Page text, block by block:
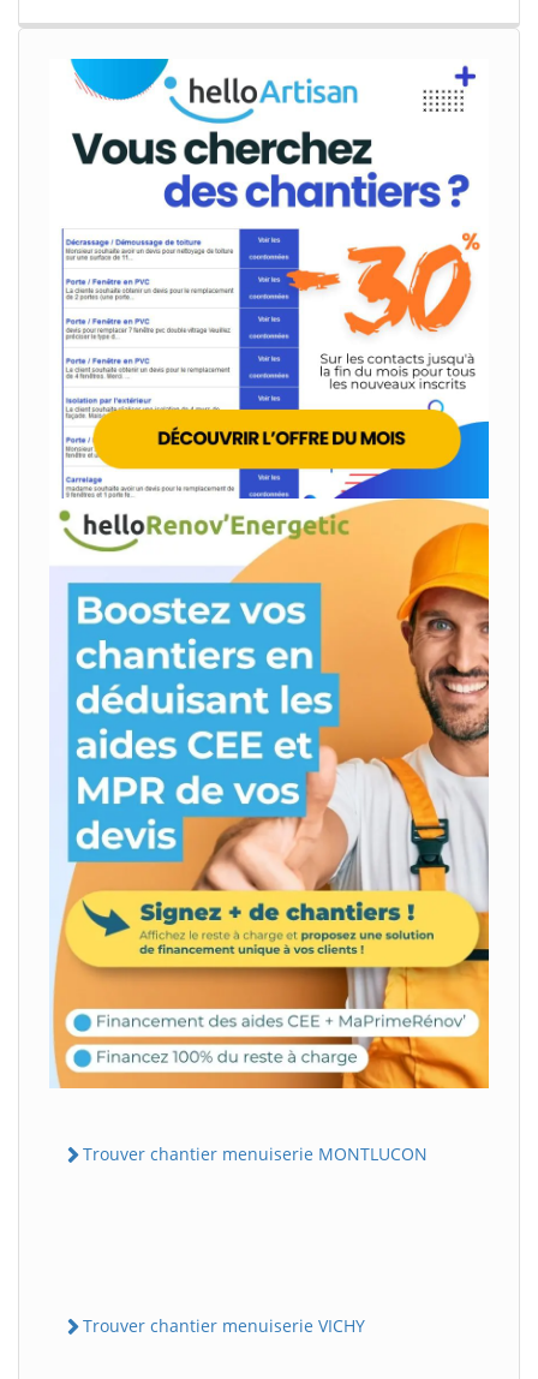
Trouver chantier menuiserie MONTLUCON
Trouver chantier menuiserie VICHY